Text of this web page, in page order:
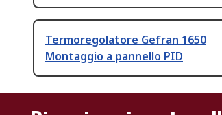
Termoregolatore Gefran 1650
Montaggio a pannello PID